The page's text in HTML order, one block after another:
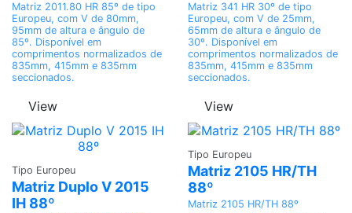
Matriz 2011.80 HR 85º de tipo
Europeu, com V de 80mm,
95mm de altura e ângulo de
85º. Disponível em
comprimentos normalizados de
835mm, 415mm e 835mm
seccionados.
View
Matriz 341 HR 30º de tipo
Europeu, com V de 25mm,
65mm de altura e ângulo de
30º. Disponível em
comprimentos normalizados de
835mm, 415mm e 835mm
seccionados.
View
Tipo Europeu
Matriz Duplo V 2015
IH 88º
Tipo Europeu
Matriz 2105 HR/TH
88º
Matriz 2105 HR/TH 88º